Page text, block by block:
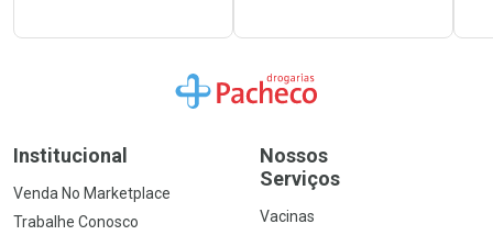
Ir para a Home
Institucional
Venda No Marketplace
Trabalhe Conosco
Nossos
Serviços
Vacinas